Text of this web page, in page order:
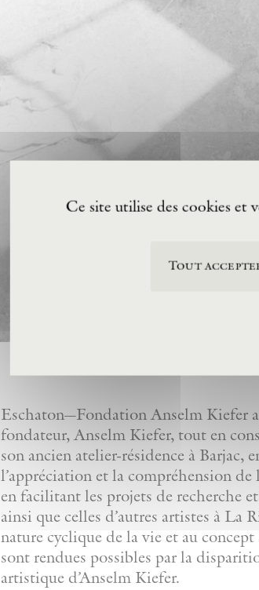
Eschaton—Fondation Anselm Kiefer
fondateur, Anselm Kiefer, tout en
son ancien atelier-résidence à Barjac,
l’appréciation et la compréhension
en facilitant les projets de recherche
ainsi que celles d’autres artistes à
nature cyclique de la vie et au
sont rendues possibles par la
artistique d’Anselm Kiefer.
Ce site utilise des cookies et
Tout